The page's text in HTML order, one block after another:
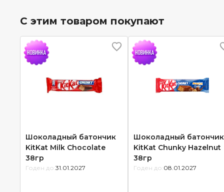
С этим товаром покупают
Шоколадный батончик
KitKat Milk Chocolate
38гр
Годен до: 31.01.2027
Шоколадный батончик
KitKat Chunky Hazelnut
38гр
Годен до: 08.01.2027